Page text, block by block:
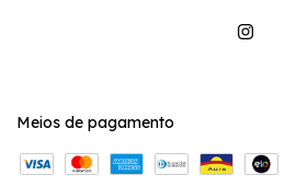
Meios de pagamento